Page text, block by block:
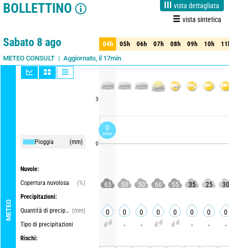
BOLLETTINO
vista dettagliata
vista sintetica
1 giorno 3 giorni 15 giorni Affidabilità 90%
Sabato 8 ago
METEO CONSULT Aggiornato, il 17min
METEO
Pioggia (mm)
Nuvole:
Copertura nuvolosa
(%)
Precipitazioni:
Quantità di precipitazioni (mm)
Tipo di precipitazioni
Rischi:
3
0
04h 05h 06h 07h 08h 09h 10h
04h 05h 06h 07h 08h 09h 10h
65 50 50 60 55 35 25 30
0 0 0 0 0 0 0 0
- - - - -
0
mm